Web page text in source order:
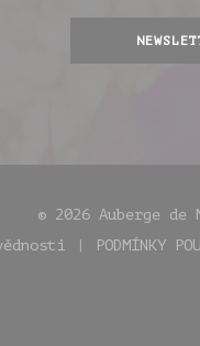
se v novém okně))
© 2026 Auberge de
PODMÍNKY